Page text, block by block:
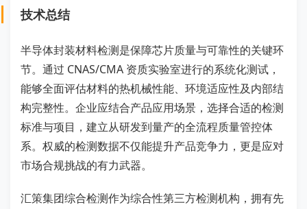
技术总结
半导体封装材料检测是保障芯片质量与可靠性的关键环
节。通过 CNAS/CMA 资质实验室进行的系统化测试，
能够全面评估材料的热机械性能、环境适应性及内部结
构完整性。企业应结合产品应用场景，选择合适的检测
标准与项目，建立从研发到量产的全流程质量管控体
系。权威的检测数据不仅能提升产品竞争力，更是应对
市场合规挑战的有力武器。
汇策集团综合检测作为综合性第三方检测机构，拥有先